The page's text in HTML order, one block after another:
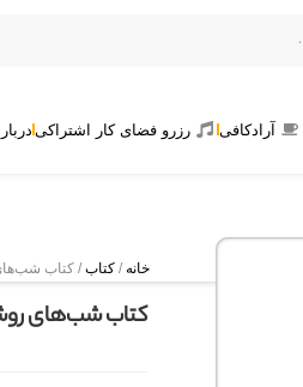
آرادکافی رزرو فضای کار اشتراکی
خانه/ کتاب/ کتاب
کتاب شب‌های